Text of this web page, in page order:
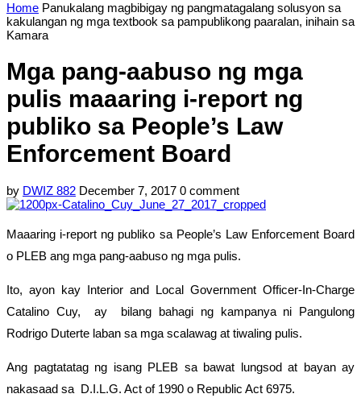
Home Panukalang magbibigay ng pangmatagalang solusyon sa
kakulangan ng mga textbook sa pampublikong paaralan, inihain sa
Kamara
Mga pang-aabuso ng mga
pulis maaaring i-report ng
publiko sa People’s Law
Enforcement Board
by DWIZ 882 December 7, 2017 0 comment
Maaaring i-report ng publiko sa People’s Law Enforcement Board
o PLEB ang mga pang-aabuso ng mga pulis.
Ito, ayon kay Interior and Local Government Officer-In-Charge
Catalino Cuy, ay bilang bahagi ng kampanya ni Pangulong
Rodrigo Duterte laban sa mga scalawag at tiwaling pulis.
Ang pagtatatag ng isang PLEB sa bawat lungsod at bayan ay
nakasaad sa D.I.L.G. Act of 1990 o Republic Act 6975.